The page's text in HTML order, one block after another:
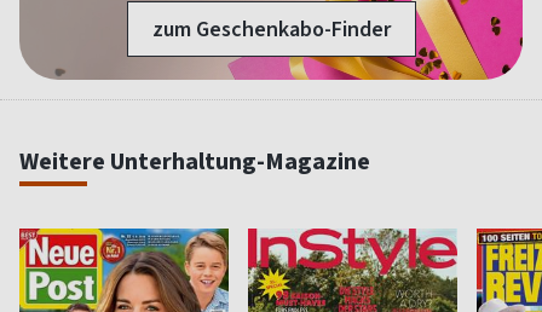
zum Geschenkabo-Finder
Weitere Unterhaltung-Magazine